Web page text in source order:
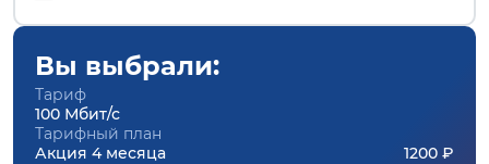
Вы выбрали:
Тариф
100 Мбит/с
Тарифный план
Акция 4 месяца
1200 ₽